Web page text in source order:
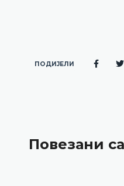
ПОДИЈЕЛИ
Повезани